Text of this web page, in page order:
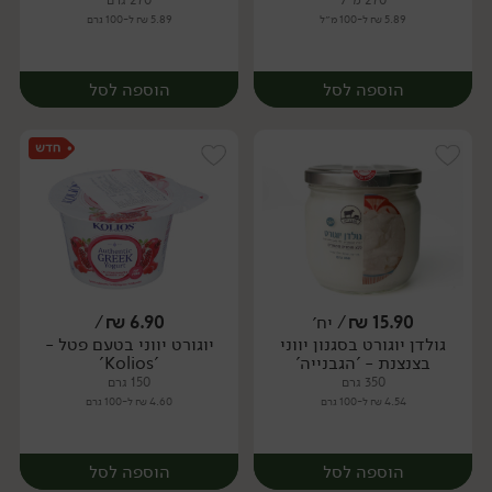
5.89 ₪ ל-100 מ״ל
הוספה לסל
יח׳
5.89 ₪ ל-100 גרם
הוספה לסל
יח׳
15.90
₪/ יח׳
גולדן יוגורט בסגנון יווני
בצנצנת - 'הגבנייה'
350 גרם
4.54 ₪ ל-100 גרם
הוספה לסל
6.90
₪
/
יוגורט יווני בטעם פטל -
'Kolios'
150 גרם
4.60 ₪ ל-100 גרם
הוספה לסל